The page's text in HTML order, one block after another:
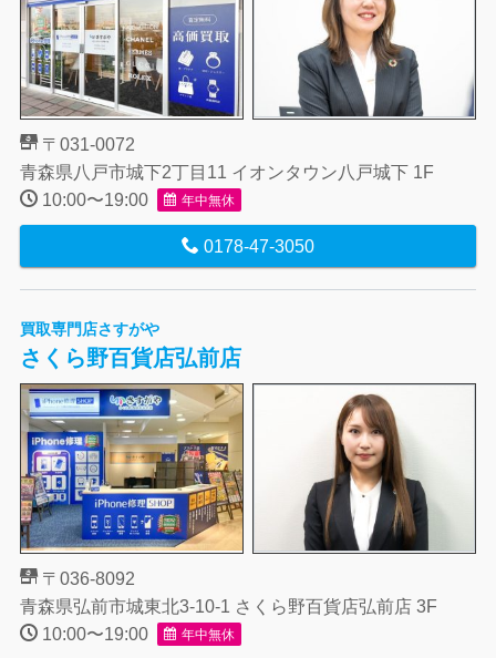
〒031-0072
青森県八戸市城下2丁目11 イオンタウン八戸城下 1F
10:00〜19:00
年中無休
0178-47-3050
買取専門店さすがや
さくら野百貨店弘前店
〒036-8092
青森県弘前市城東北3-10-1 さくら野百貨店弘前店 3F
10:00〜19:00
年中無休